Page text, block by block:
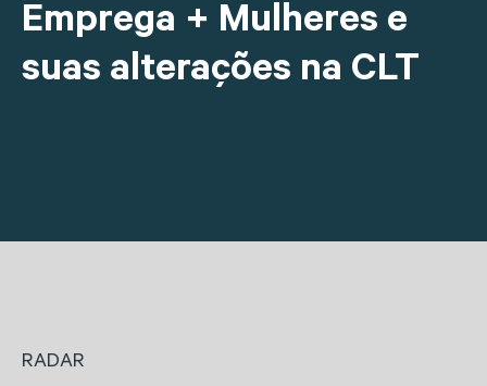
Emprega + Mulheres e
suas alterações na CLT
RADAR